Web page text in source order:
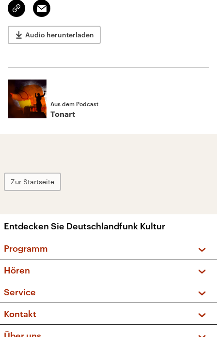
Link
kopieren/teilen
Email
Audio herunterladen
Aus dem Podcast
Tonart
Zur Startseite
Entdecken Sie Deutschlandfunk Kultur
Programm
Sendungen und Podcasts
Musikliste
Kakadu – Das Kinderprogramm
Hören
Frequenzen (UKW + DAB+)
Service
FAQ
Apps
Kontakt